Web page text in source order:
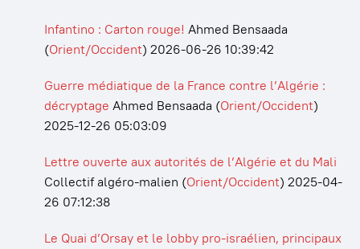
Infantino : Carton rouge! Ahmed Bensaada
(Orient/Occident) 2026-06-26 10:39:42
Guerre médiatique de la France contre l’Algérie :
décryptage Ahmed Bensaada (Orient/Occident)
2025-12-26 05:03:09
Lettre ouverte aux autorités de l’Algérie et du Mali
Collectif algéro-malien (Orient/Occident) 2025-04-
26 07:12:38
Le Quai d’Orsay et le lobby pro-israélien, principaux